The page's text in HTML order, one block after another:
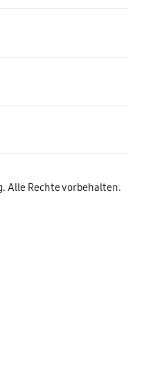
Alle Rechte vorbehalten.